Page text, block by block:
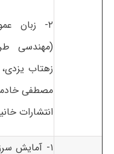
۲- زبان
(مهندسی
زهتاب
مصطفی
انتشارات
۱- آمایش